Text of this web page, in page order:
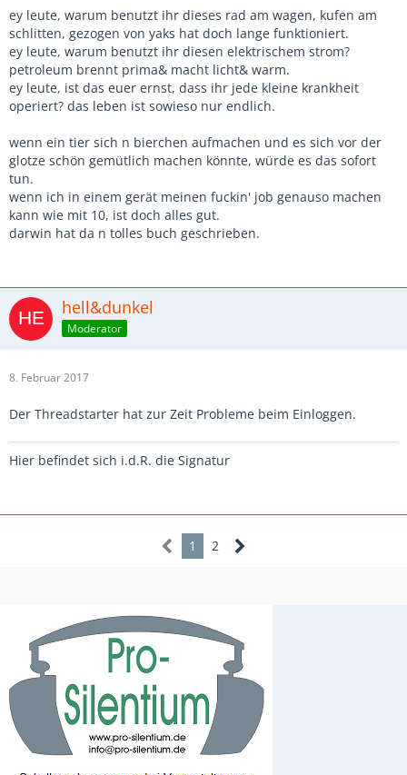
ey leute, warum benutzt ihr dieses rad am wagen, kufen am
schlitten, gezogen von yaks hat doch lange funktioniert.
ey leute, warum benutzt ihr diesen elektrischem strom?
petroleum brennt prima& macht licht& warm.
ey leute, ist das euer ernst, dass ihr jede kleine krankheit
operiert? das leben ist sowieso nur endlich.
wenn ein tier sich n bierchen aufmachen und es sich vor der
glotze schön gemütlich machen könnte, würde es das sofort
tun.
wenn ich in einem gerät meinen fuckin' job genauso machen
kann wie mit 10, ist doch alles gut.
darwin hat da n tolles buch geschrieben.
hell&dunkel
Moderator
8. Februar 2017
Der Threadstarter hat zur Zeit Probleme beim Einloggen.
Hier befindet sich i.d.R. die Signatur
1 2